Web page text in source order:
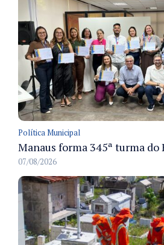
Política Municipal
07/08/2026